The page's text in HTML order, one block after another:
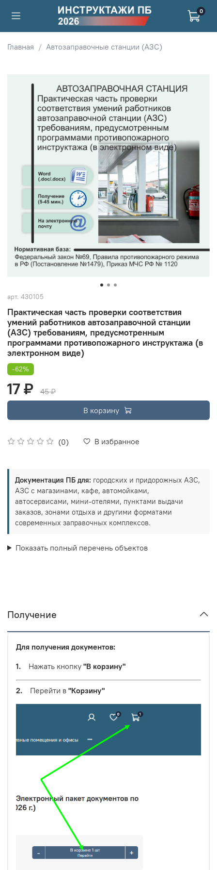
0
Главная Автозаправочные станции (АЗС)
арт. 430105
Практическая часть проверки соответствия
умений работников автозаправочной станции
(АЗС) требованиям, предусмотренным
программами противопожарного инструктажа (в
электронном виде)
(0) В избранное
-62%
17 ₽
45 ₽
В корзину
Документация ПБ для: городских и придорожных АЗС,
АЗС с магазинами, кафе, автомойками,
автосервисами, мини-отелями, пунктами выдачи
заказов, зонами отдыха и другими форматами
современных заправочных комплексов.
Показать полный перечень объектов
Получение
Для получения документов:
1. Нажать кнопку "В корзину"
2. Перейти в "Корзину"